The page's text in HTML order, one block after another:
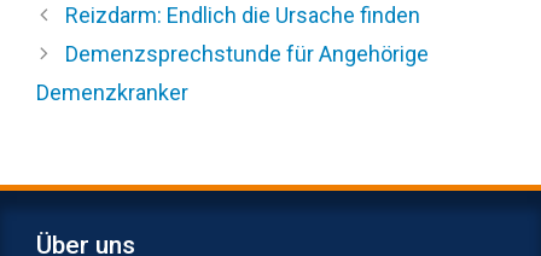
Reizdarm: Endlich die Ursache finden
Demenzsprechstunde für Angehörige
Demenzkranker
Über uns